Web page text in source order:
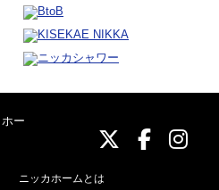
ニッカ
ニッニ
ニッカホームとは